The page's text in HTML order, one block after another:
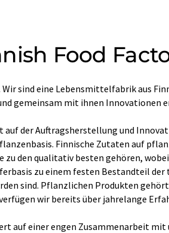
Food
Wir sind eine Lebensmittelfabrik aus
gemeinsam mit ihnen Innovationen
auf der Auftragsherstellung und
Finnische Zutaten auf
zu den qualitativ besten gehören,
zu einem festen Bestandteil
sind. Pflanzlichen Produkten
wir bereits über jahrelange
auf einer engen Zusammenarbeit mit